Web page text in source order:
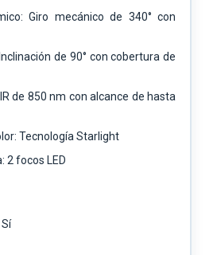
Giro mecánico de 340° con
de 90° con cobertura de
de 850 nm con alcance de hasta
Tecnología Starlight
2 focos LED